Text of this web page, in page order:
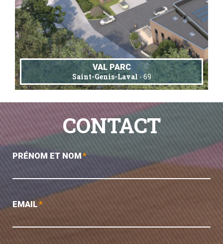
VAL PARC
Saint-Genis-Laval- 69
CONTACT
PRÉNOM ET NOM*
EMAIL*